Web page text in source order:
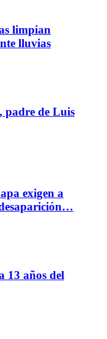
limpian
lluvias
padre de Luis
exigen a
13 años del